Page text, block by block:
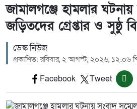
জামালগঞ্জে হামলার
জড়িতদের গ্রেপ্তার ও সুষ্ঠু
ডেস্ক নিউজ
প্রকাশিত: রবিবার, ২ আগস্ট, ২০২৬, ১২:০৬
Facebook Tweet